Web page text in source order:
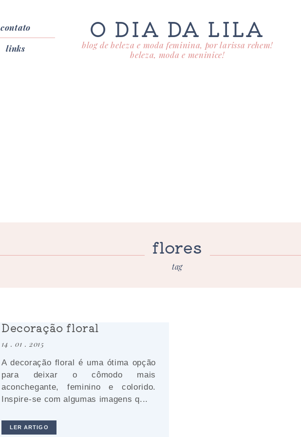
contato
links
O DIA DA LILA
blog de beleza e moda feminina, por larissa rehem!
beleza, moda e meninice!
flores
tag
Decoração floral
14 . 01 . 2015
A decoração floral é uma ótima opção
para deixar o cômodo mais
aconchegante, feminino e colorido.
Inspire-se com algumas imagens q...
LER ARTIGO